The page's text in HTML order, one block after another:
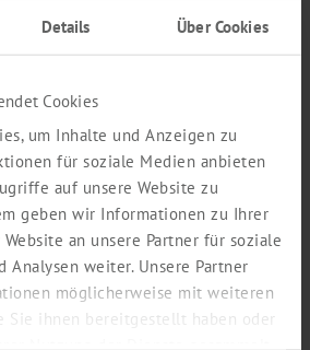
Details Über Cookies
Cookies
um Inhalte und Anzeigen zu
für soziale Medien anbieten
auf unsere Website zu
geben wir Informationen zu Ihrer
an unsere Partner für soziale
Analysen weiter. Unsere Partner
möglicherweise mit weiteren
Sie ihnen bereitgestellt haben oder